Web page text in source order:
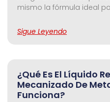
mismo la fórmula ideal
Sigue Leyendo
¿Qué Es El Líquido
Mecanizado De
Funciona?